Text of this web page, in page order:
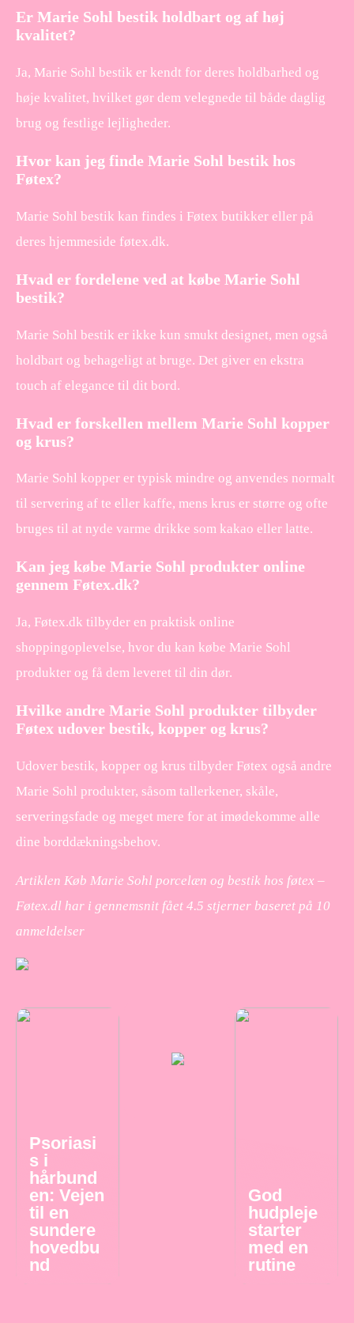
Er Marie Sohl bestik holdbart og af høj
kvalitet?
Ja, Marie Sohl bestik er kendt for deres holdbarhed og
høje kvalitet, hvilket gør dem velegnede til både daglig
brug og festlige lejligheder.
Hvor kan jeg finde Marie Sohl bestik hos
Føtex?
Marie Sohl bestik kan findes i Føtex butikker eller på
deres hjemmeside føtex.dk.
Hvad er fordelene ved at købe Marie Sohl
bestik?
Marie Sohl bestik er ikke kun smukt designet, men også
holdbart og behageligt at bruge. Det giver en ekstra
touch af elegance til dit bord.
Hvad er forskellen mellem Marie Sohl kopper
og krus?
Marie Sohl kopper er typisk mindre og anvendes normalt
til servering af te eller kaffe, mens krus er større og ofte
bruges til at nyde varme drikke som kakao eller latte.
Kan jeg købe Marie Sohl produkter online
gennem Føtex.dk?
Ja, Føtex.dk tilbyder en praktisk online
shoppingoplevelse, hvor du kan købe Marie Sohl
produkter og få dem leveret til din dør.
Hvilke andre Marie Sohl produkter tilbyder
Føtex udover bestik, kopper og krus?
Udover bestik, kopper og krus tilbyder Føtex også andre
Marie Sohl produkter, såsom tallerkener, skåle,
serveringsfade og meget mere for at imødekomme alle
dine borddækningsbehov.
Artiklen Køb Marie Sohl porcelæn og bestik hos føtex –
Føtex.dl har i gennemsnit fået 4.5 stjerner baseret på 10
anmeldelser
Psoriasi
s i
hårbund
en: Vejen
til en
sundere
hovedbu
nd
God
hudpleje
starter
med en
rutine